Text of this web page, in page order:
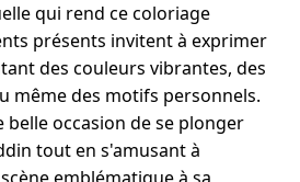
qui rend ce coloriage
présents invitent à exprimer
des couleurs vibrantes, des
même des motifs personnels.
belle occasion de se plonger
tout en s'amusant à